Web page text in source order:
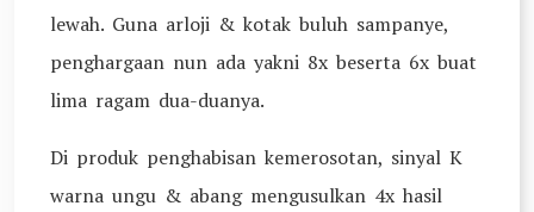
lewah. Guna arloji & kotak buluh sampanye,
penghargaan nun ada yakni 8x beserta 6x buat
lima ragam dua-duanya.
Di produk penghabisan kemerosotan, sinyal K
warna ungu & abang mengusulkan 4x hasil